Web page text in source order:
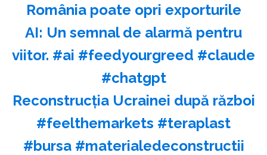
România poate opri exporturile
AI: Un semnal de alarmă pentru
viitor. #ai #feedyourgreed #claude
#chatgpt
Reconstrucția Ucrainei după război
#feelthemarkets #teraplast
#bursa #materialedeconstructii